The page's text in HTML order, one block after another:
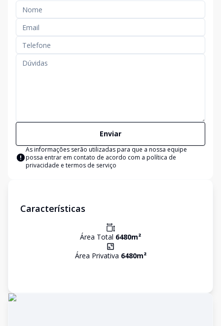
Enviar
As informações serão utilizadas para que a nossa equipe
possa entrar em contato de acordo com a política de
privacidade e termos de serviço
Características
Área Total 6480m²
Área Privativa 6480m²